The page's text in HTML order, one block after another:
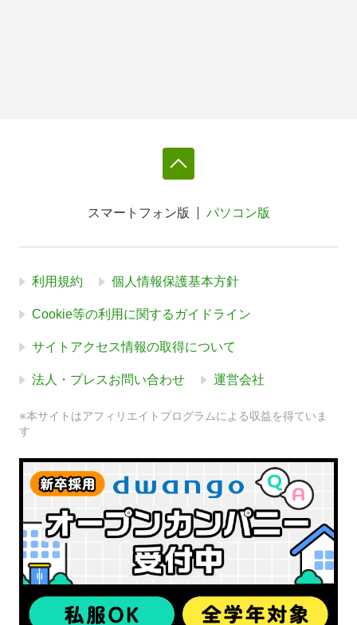
スマートフォン版 パソコン版
利用規約 個人情報保護基本方針
Cookie等の利用に関するガイドライン
サイトアクセス情報の取得について
法人・プレスお問い合わせ 運営会社
※本サイトはアフィリエイトプログラムによる収益を得ていま
す